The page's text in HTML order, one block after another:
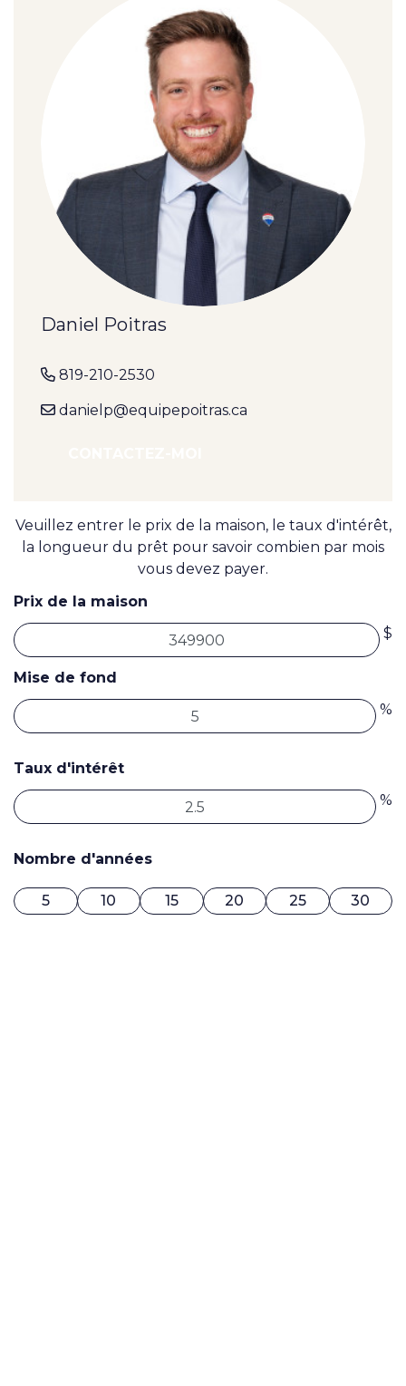
Daniel Poitras
819-210-2530
danielp@equipepoitras.ca
Veuillez entrer le prix de la maison, le taux d'intérêt,
la longueur du prêt pour savoir combien par mois
vous devez payer.
Prix de la maison
$
Mise de fond
%
Taux d'intérêt
%
Nombre d'années
5 10 15 20 25 30